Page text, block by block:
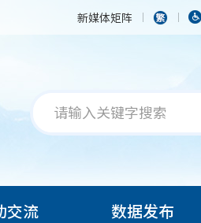
新媒体矩阵
交流 数据发布